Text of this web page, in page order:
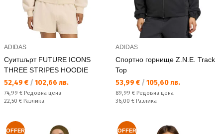
ADIDAS
Суитшърт FUTURE ICONS
THREE STRIPES HOODIE
Текуща цена:
52,49 € / 102,66 лв.
Редовна цена:
74,99 € Редовна цена
Спестявате:
22,50 € Разлика
ADIDAS
Спортно горнище Z.N.E. Track
Top
Текуща цена:
53,99 € / 105,60 лв.
Редовна цена:
89,99 € Редовна цена
Спестявате:
36,00 € Разлика
OFFER OFFER